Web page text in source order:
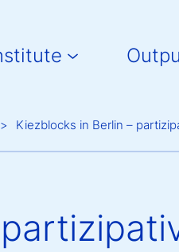
Kiezblocks in Berlin –